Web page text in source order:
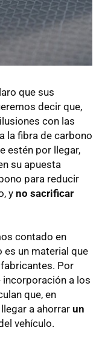
que sus
decir que,
con las
la fibra de carbono
estén por llegar,
su apuesta
para reducir
y no sacrificar
contado en
un material que
Por
incorporación a los
que, en
a ahorrar un
vehículo.